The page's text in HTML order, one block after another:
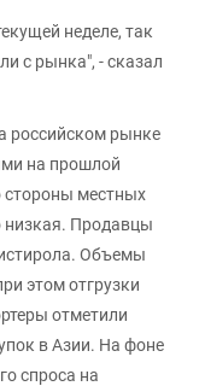
неделе, так
с рынка", - сказал
российском рынке
на прошлой
стороны местных
Продавцы
Объемы
этом отгрузки
отметили
в Азии. На фоне
спроса на